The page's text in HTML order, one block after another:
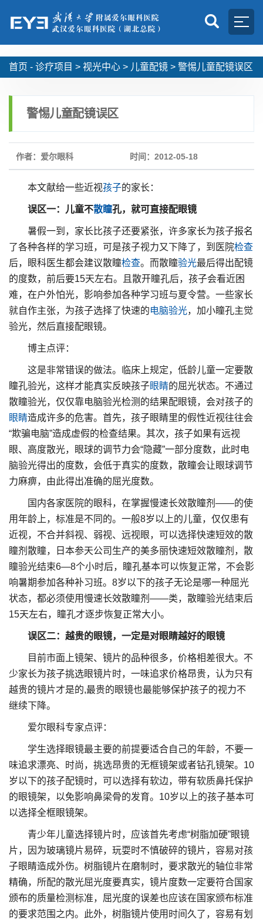
首页 - 诊疗项目 > 视光中心 > 儿童配镜 > 警惕儿童配镜误区
警惕儿童配镜误区
作者：爱尔眼科 时间：2012-05-18
本文献给一些近视孩子的家长：
误区一：儿童不散瞳孔，就可直接配眼镜
暑假一到，家长比孩子还要紧张，许多家长为孩子报名
了各种各样的学习班，可是孩子视力又下降了，到医院检查
后，眼科医生都会建议散瞳检查。而散瞳验光最后得出配镜
的度数，前后要15天左右。且散开瞳孔后，孩子会看近困
难，在户外怕光，影响参加各种学习班与夏令营。一些家长
就自作主张，为孩子选择了快速的电脑验光，加小瞳孔主觉
验光，然后直接配眼镜。
博主点评：
这是非常错误的做法。临床上规定，低龄儿童一定要散
瞳孔验光，这样才能真实反映孩子眼睛的屈光状态。不通过
散瞳验光，仅仅靠电脑验光检测的结果配眼镜，会对孩子的
眼睛造成许多的危害。首先，孩子眼睛里的假性近视往往会
“欺骗电脑”造成虚假的检查结果。其次，孩子如果有远视
眼、高度散光，眼球的调节力会“隐藏”一部分度数，此时电
脑验光得出的度数，会低于真实的度数，散瞳会让眼球调节
力麻痹，由此得出准确的屈光度数。
国内各家医院的眼科，在掌握慢速长效散瞳剂——的使
用年龄上，标准是不同的。一般8岁以上的儿童，仅仅患有
近视，不合并斜视、弱视、远视眼，可以选择快速短效的散
瞳剂散瞳，日本参天公司生产的美多丽快速短效散瞳剂，散
瞳验光结束6—8个小时后，瞳孔基本可以恢复正常，不会影
响暑期参加各种补习班。8岁以下的孩子无论是哪一种屈光
状态，都必须使用慢速长效散瞳剂——类，散瞳验光结束后
15天左右，瞳孔才逐步恢复正常大小。
误区二：越贵的眼镜，一定是对眼睛越好的眼镜
目前市面上镜架、镜片的品种很多，价格相差很大。不
少家长为孩子挑选眼镜片时，一味追求价格昂贵，认为只有
越贵的镜片才是的,最贵的眼镜也最能够保护孩子的视力不
继续下降。
爱尔眼科专家点评：
学生选择眼镜最主要的前提要适合自己的年龄，不要一
味追求漂亮、时尚，挑选昂贵的无框镜架或者钻孔镜架。10
岁以下的孩子配镜时，可以选择有软边，带有软质鼻托保护
的眼镜架，以免影响鼻梁骨的发育。10岁以上的孩子基本可
以选择全框眼镜架。
青少年儿童选择镜片时，应该首先考虑“树脂加硬”眼镜
片，因为玻璃镜片易碎，玩耍时不慎破碎的镜片，容易对孩
子眼睛造成外伤。树脂镜片在磨制时，要求散光的轴位非常
精确，所配的散光屈光度要真实，镜片度数一定要符合国家
颁布的质量检测标准，屈光度的误差也应该在国家颁布标准
的要求范围之内。此外，树脂镜片使用时间久了，容易有划